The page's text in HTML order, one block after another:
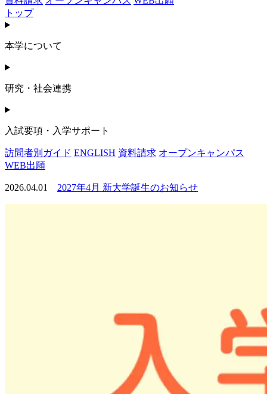
トップ
本学について
研究・社会連携
入試要項・入学サポート
訪問者別ガイド ENGLISH 資料請求 オープンキャンパス
WEB出願
2026.04.01 2027年4月 新大学誕生のお知らせ